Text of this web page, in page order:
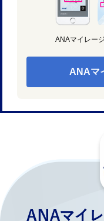
ANAマイレー
ANAマ